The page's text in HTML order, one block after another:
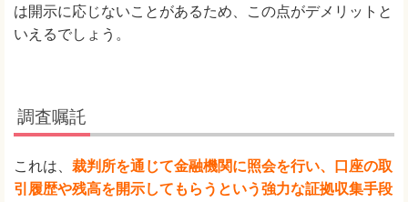
は開示に応じないことがあるため、この点がデメリットと
いえるでしょう。
調査嘱託
これは、 裁判所を通じて金融機関に照会を行い、口座の取
引履歴や残高を開示してもらうという強力な証拠収集手段